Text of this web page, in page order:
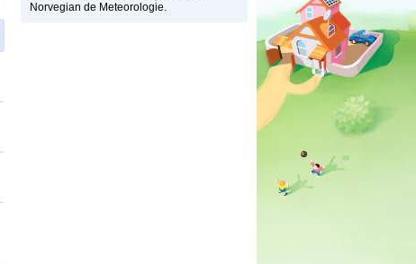
Norvegian de Meteorologie.